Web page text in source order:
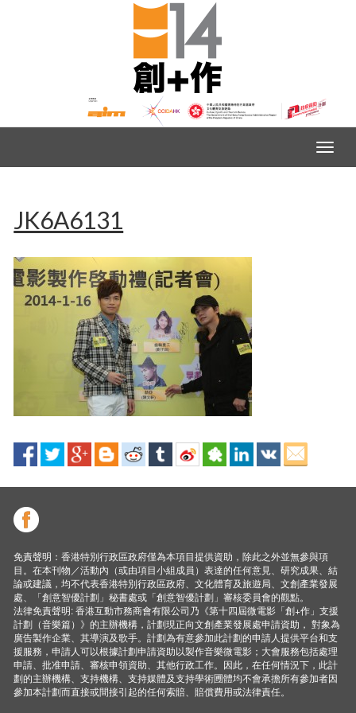
JK6A6131
免責聲明：香港特別行政區政府僅為本項目提供資助，除此之外並無參與項
目。在本刊物／活動內（或由項目小組成員）表達的任何意見、研究成果、結
論或建議，均不代表香港特別行政區政府、文化體育及旅遊局、文創產業發展
處、「創意智優計劃」秘書處或「創意智優計劃」審核委員會的觀點。
法律免責聲明: 香港互動市務商會有限公司乃《第十四屆微電影「創+作」支援
計劃（音樂篇）》的主辦機構，計劃現正向文創產業發展處申請資助， 對象為
廣告製作企業、其導演及歌手。計劃為有意參加此計劃的申請人提供平台和支
援服務，申請人可以根據計劃申請資助以製作音樂微電影；大會服務包括處理
申請、批准申請、審核申領資助、其他行政工作。因此，在任何情況下，此計
劃的主辦機構、支持機構、支持媒體及支持學術圑體均不會承擔所有參加者因
參加本計劃而直接或間接引起的任何索賠、賠償費用或法律責任。